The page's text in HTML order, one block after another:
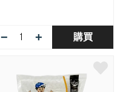
− + 購買